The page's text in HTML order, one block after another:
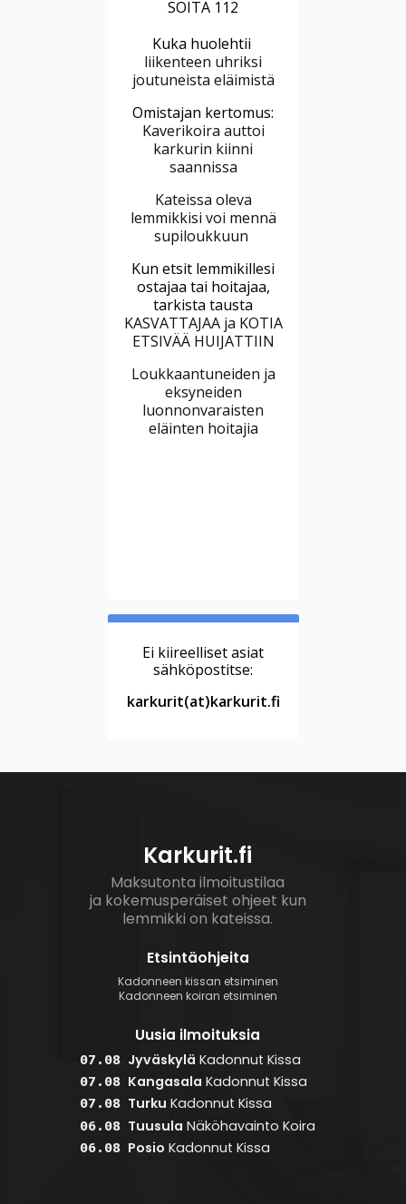
SOITA 112
Kuka huolehtii
liikenteen uhriksi
joutuneista eläimistä
Omistajan kertomus:
Kaverikoira auttoi
karkurin kiinni
saannissa
Kateissa oleva
lemmikkisi voi mennä
supiloukkuun
Kun etsit lemmikillesi
ostajaa tai hoitajaa,
tarkista tausta
KASVATTAJAA ja KOTIA
ETSIVÄÄ HUIJATTIIN
Loukkaantuneiden ja
eksyneiden
luonnonvaraisten
eläinten hoitajia
Ei kiireelliset asiat
sähköpostitse:
karkurit(at)karkurit.fi
Karkurit.fi
Maksutonta ilmoitustilaa
ja kokemusperäiset ohjeet kun
lemmikki on kateissa.
Etsintäohjeita
Kadonneen kissan etsiminen
Kadonneen koiran etsiminen
Uusia ilmoituksia
07.08 Jyväskylä Kadonnut Kissa
07.08 Kangasala Kadonnut Kissa
07.08 Turku Kadonnut Kissa
06.08 Tuusula Näköhavainto Koira
06.08 Posio Kadonnut Kissa